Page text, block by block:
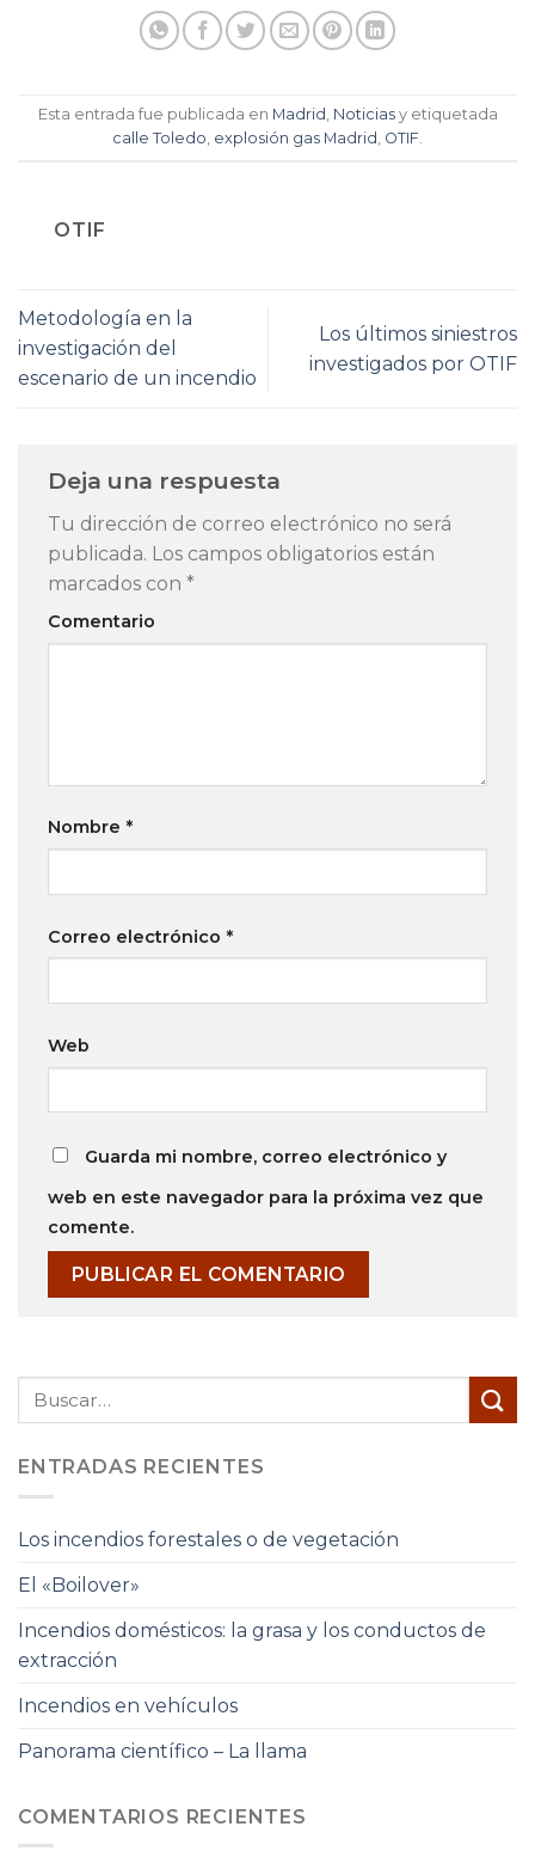
Esta entrada fue publicada en Madrid , Noticiasy etiquetada
calle Toledo, explosión gas Madrid , OTIF.
OTIF
Metodología en la
investigación del
escenario de un incendio
Los últimos siniestros
investigados por OTIF
Deja una respuesta
Tu dirección de correo electrónico no será
publicada. Los campos obligatorios están
marcados con *
Comentario
Nombre *
Correo electrónico *
Web
Guarda mi nombre, correo electrónico y
web en este navegador para la próxima vez que
comente.
ENTRADAS RECIENTES
Los incendios forestales o de vegetación
El «Boilover»
Incendios domésticos: la grasa y los conductos de
extracción
Incendios en vehículos
Panorama científico – La llama
COMENTARIOS RECIENTES